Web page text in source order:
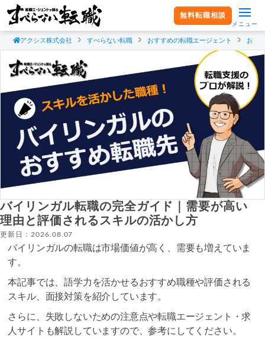
無料転職相談
メニュー
アクシス株式会社 すべらない転職 おすすめの転職エージェント おす
バイリンガル転職の完全ガイド｜需要が高い
理由と評価されるスキルの活かし方
更新日：2026.08.07
バイリンガルの転職は市場価値が高く、需要も増えていま
す。
本記事では、語学力を活かせるおすすめ職種や評価される
スキル、面接対策を紹介しています。
さらに、失敗しないための注意点や転職エージェント・求
人サイトも解説していますので、参考にしてください。